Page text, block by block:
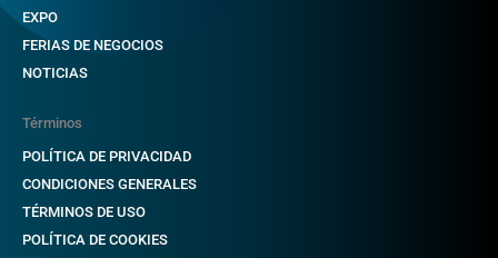
EXPO
FERIAS DE NEGOCIOS
NOTICIAS
Términos
POLÍTICA DE PRIVACIDAD
CONDICIONES GENERALES
TÉRMINOS DE USO
POLÍTICA DE COOKIES